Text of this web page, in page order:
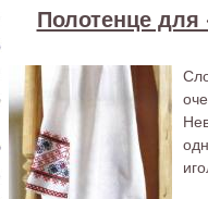
Полотенце для